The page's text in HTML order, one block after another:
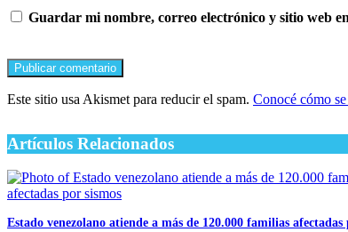
Guardar mi nombre, correo electrónico y sitio web
Este sitio usa Akismet para reducir el spam. Conocé cómo
Artículos Relacionados
Estado venezolano atiende a más de 120.000 familias afectadas